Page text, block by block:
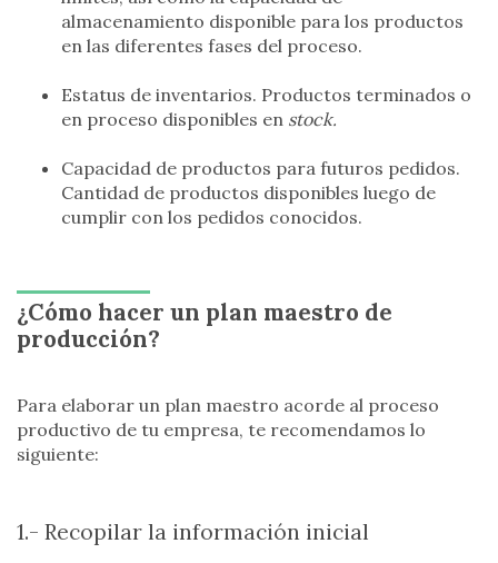
almacenamiento disponible para los productos
en las diferentes fases del proceso.
Estatus de inventarios. Productos terminados o
en proceso disponibles en stock.
Capacidad de productos para futuros pedidos.
Cantidad de productos disponibles luego de
cumplir con los pedidos conocidos.
¿Cómo hacer un plan maestro de
producción?
Para elaborar un plan maestro acorde al proceso
productivo de tu empresa, te recomendamos lo
siguiente:
1.- Recopilar la información inicial